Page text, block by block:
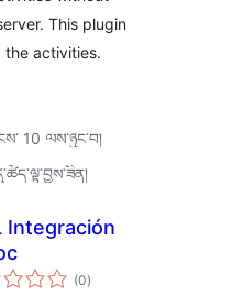
This plugin
the activities.
10 ལས་ཉུང་བ།
Integración
(0གདེང་
འཇོག་
)